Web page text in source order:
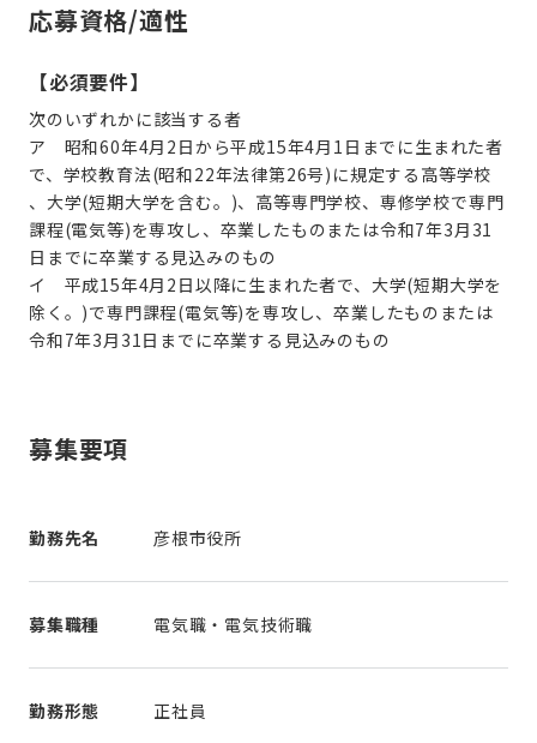
応募資格/適性
【必須要件】
次のいずれかに該当する者
ア 昭和60年4月2日から平成15年4月1日までに生まれた者
で、学校教育法(昭和22年法律第26号)に規定する高等学校
、大学(短期大学を含む。)、高等専門学校、専修学校で専門
課程(電気等)を専攻し、卒業したものまたは令和7年3月31
日までに卒業する見込みのもの
イ 平成15年4月2日以降に生まれた者で、大学(短期大学を
除く。)で専門課程(電気等)を専攻し、卒業したものまたは
令和7年3月31日までに卒業する見込みのもの
募集要項
勤務先名 彦根市役所
募集職種 電気職・電気技術職
勤務形態
正社員